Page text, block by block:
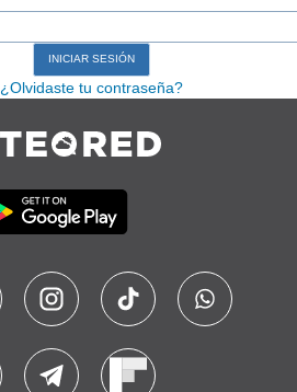
¿Olvidaste tu contraseña?